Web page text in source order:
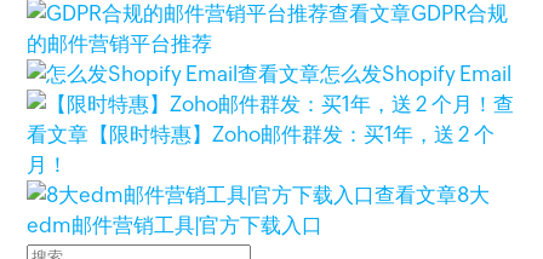
查看文章GDPR合规
的邮件营销平台推荐
查看文章怎么发Shopify Email
查
看文章 【限时特惠】Zoho邮件群发：买1年，送 2 个
月！
查看文章8大
edm邮件营销工具|官方下载入口